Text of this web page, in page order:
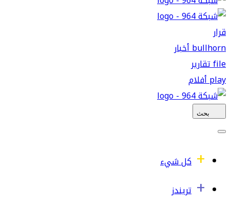
قرار
bullhornأخبار
fileتقارير
playأفلام
بحث
كل شيء
تريندز